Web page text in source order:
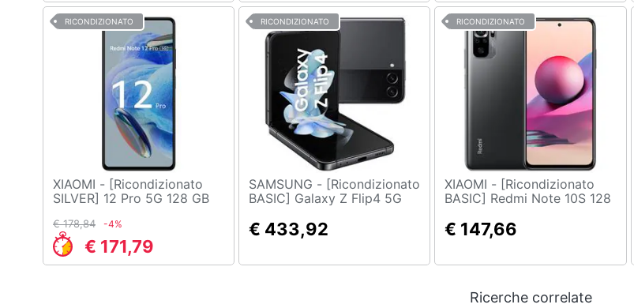
RICONDIZIONATO
XIAOMI - [Ricondizionato
SILVER] 12 Pro 5G 128 GB
AMOLED Slot Nano SD
Fotocamera 50 Mpx
Android Nero
€ 178,84 -4%
€ 171,79
RICONDIZIONATO
SAMSUNG - [Ricondizionato
BASIC] Galaxy Z Flip4 5G
Display 6.7" Full HD+
Fotocamera 12 Mpx Android
€ 433,92
RICONDIZIONATO
XIAOMI - [Ricondizionato
BASIC] Redmi Note 10S 128
Full HD+ Slot Micro SD
Fotocamera 64 Mpx
€ 147,66
Ricerche correlate